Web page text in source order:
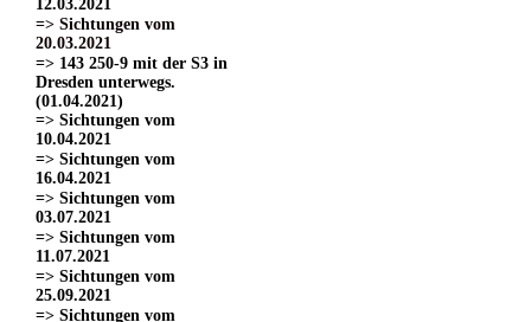
12.03.2021
=> Sichtungen vom
20.03.2021
=> 143 250-9 mit der S3 in
Dresden unterwegs.
(01.04.2021)
=> Sichtungen vom
10.04.2021
=> Sichtungen vom
16.04.2021
=> Sichtungen vom
03.07.2021
=> Sichtungen vom
11.07.2021
=> Sichtungen vom
25.09.2021
=> Sichtungen vom